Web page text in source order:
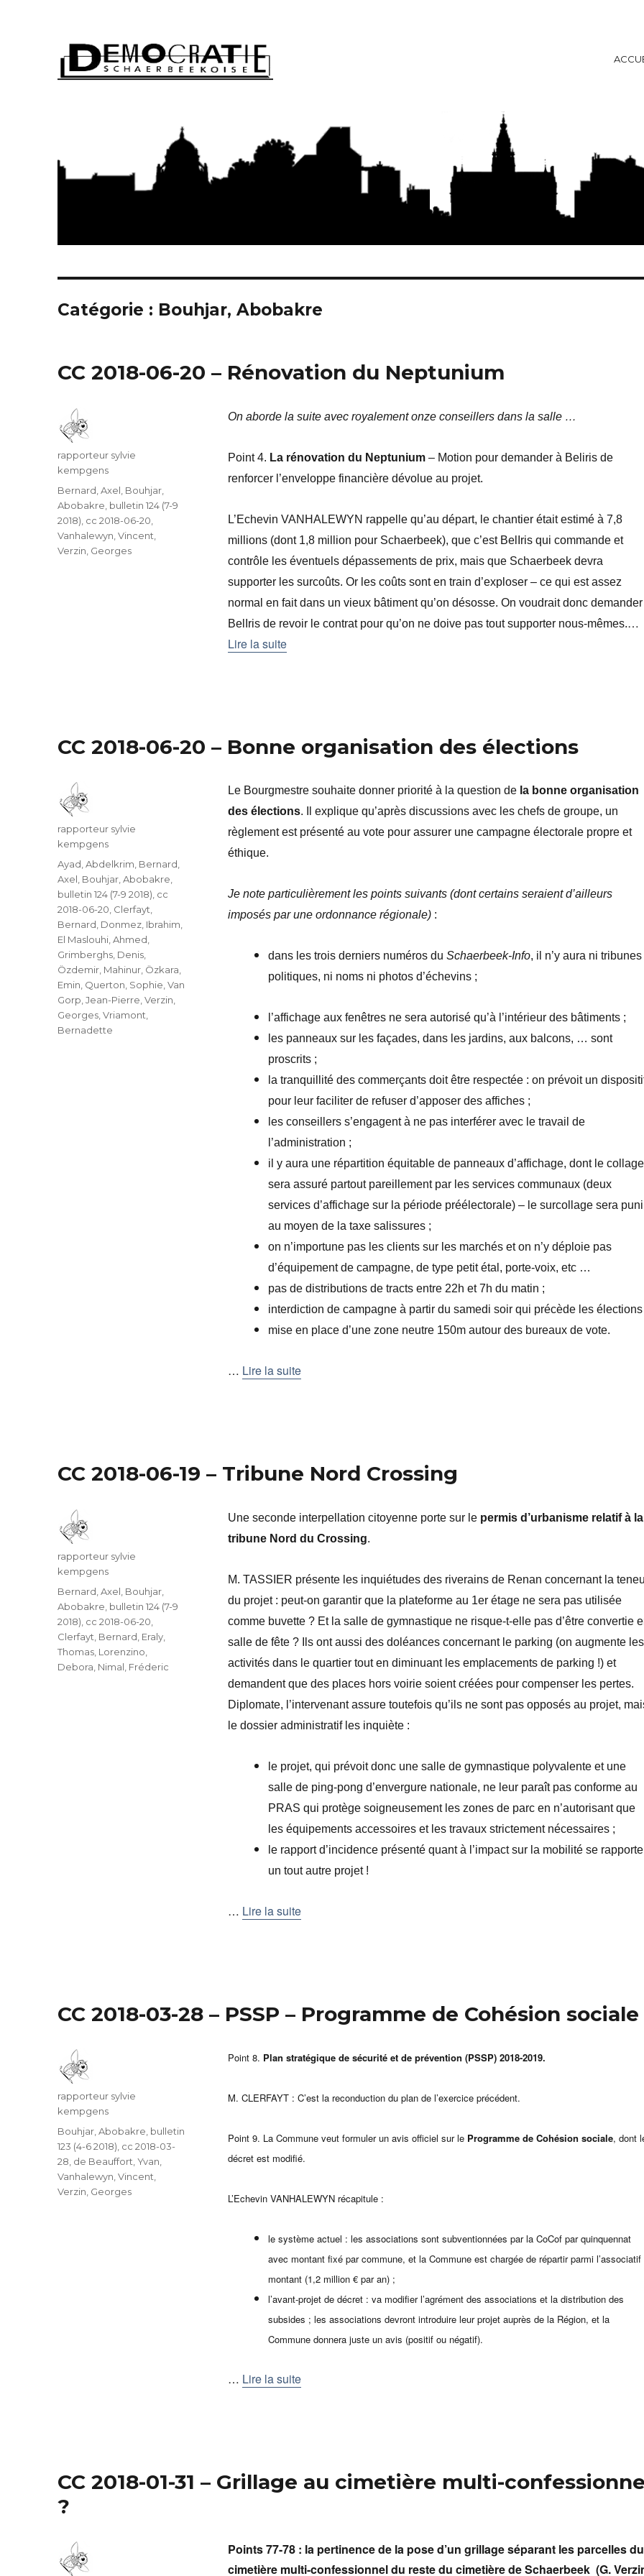
Catégorie : Bouhjar, Abobakre
CC 2018-06-20 – Rénovation du Neptunium
On aborde la suite avec royalement onze conseillers dans la salle …
Point 4. La rénovation du Neptunium– Motion pour demander à Beliris de
renforcer l’enveloppe financière dévolue au projet.
L’Echevin VANHALEWYN rappelle qu’au départ, le chantier était estimé à 7,8
millions (dont 1,8 million pour Schaerbeek), que c’est BelIris qui commande et
contrôle les éventuels dépassements de prix, mais que Schaerbeek devra
supporter les surcoûts. Or les coûts sont en train d’exploser – ce qui est assez
normal en fait dans un vieux bâtiment qu’on désosse. On voudrait donc demander
BelIris de revoir le contrat pour qu’on ne doive pas tout supporter nous-mêmes.…
Lire la suite
Auteur
rapporteur sylvie
kempgens
Catégories
Bernard, Axel Bouhjar,
Abobakre bulletin 124 (7-9
2018) cc 2018-06-20
Vanhalewyn, Vincent
Verzin, Georges
CC 2018-06-20 – Bonne organisation des élections
Le Bourgmestre souhaite donner priorité à la question de la bonne organisation
des élections. Il explique qu’après discussions avec les chefs de groupe, un
règlement est présenté au vote pour assurer une campagne électorale propre et
éthique.
Je note particulièrement les points suivants (dont certains seraient d’ailleurs
imposés par une ordonnance régionale):
dans les trois derniers numéros du Schaerbeek-Info, il n’y aura ni tribunes
politiques, ni noms ni photos d’échevins ;
l’affichage aux fenêtres ne sera autorisé qu’à l’intérieur des bâtiments ;
les panneaux sur les façades, dans les jardins, aux balcons, … sont
proscrits ;
la tranquillité des commerçants doit être respectée : on prévoit un
pour leur faciliter de refuser d’apposer des affiches ;
les conseillers s’engagent à ne pas interférer avec le travail de
l’administration ;
il y aura une répartition équitable de panneaux d’affichage, dont le collage
sera assuré partout pareillement par les services communaux (deux
services d’affichage sur la période préélectorale) – le surcollage sera puni
au moyen de la taxe salissures ;
on n’importune pas les clients sur les marchés et on n’y déploie pas
d’équipement de campagne, de type petit étal, porte-voix, etc …
pas de distributions de tracts entre 22h et 7h du matin ;
interdiction de campagne à partir du samedi soir qui précède les élections
mise en place d’une zone neutre 150m autour des bureaux de vote.
… Lire la suite
Auteur
rapporteur sylvie
kempgens
Catégories
Ayad, Abdelkrim, Bernard,
Axel, Bouhjar, Abobakre,
bulletin 124 (7-9 2018), cc
2018-06-20, Clerfayt,
Bernard, Donmez, Ibrahim,
El Maslouhi, Ahmed,
Grimberghs, Denis,
Özdemir, Mahinur, Özkara,
Emin, Querton, Sophie,Van
Gorp, Jean-Pierre,Verzin,
Georges,Vriamont,
Bernadette
CC 2018-06-19 – Tribune Nord Crossing
Une seconde interpellation citoyenne porte sur le permis d’urbanisme relatif à la
tribune Nord du Crossing.
M. TASSIER présente les inquiétudes des riverains de Renan concernant la
du projet : peut-on garantir que la plateforme au 1er étage ne sera pas utilisée
comme buvette ? Et la salle de gymnastique ne risque-t-elle pas d’être convertie
salle de fête ? Ils ont aussi des doléances concernant le parking (on augmente les
activités dans le quartier tout en diminuant les emplacements de parking !) et
demandent que des places hors voirie soient créées pour compenser les pertes.
Diplomate, l’intervenant assure toutefois qu’ils ne sont pas opposés au projet,
le dossier administratif les inquiète :
le projet, qui prévoit donc une salle de gymnastique polyvalente et une
salle de ping-pong d’envergure nationale, ne leur paraît pas conforme au
PRAS qui protège soigneusement les zones de parc en n’autorisant que
les équipements accessoires et les travaux strictement nécessaires ;
le rapport d’incidence présenté quant à l’impact sur la mobilité se
un tout autre projet !
… Lire la suite
Auteur
rapporteur sylvie
kempgens
Catégories
Bernard, Axel Bouhjar,
Abobakre bulletin 124 (7-9
2018) cc 2018-06-20
Clerfayt, Bernard Eraly,
Thomas Lorenzino,
Debora Nimal, Fréderic
CC 2018-03-28 – PSSP – Programme de Cohésion sociale
Point 8. Plan stratégique de sécurité et de prévention (PSSP) 2018-2019.
M. CLERFAYT : C’est la reconduction du plan de l’exercice précédent.
Point 9. La Commune veut formuler un avis officiel sur le Programme de Cohésion sociale, dont
décret est modifié.
L’Echevin VANHALEWYN récapitule :
le système actuel : les associations sont subventionnées par la CoCof par quinquennat
avec montant fixé par commune, et la Commune est chargée de répartir parmi l’associatif
montant (1,2 million € par an) ;
l’avant-projet de décret : va modifier l’agrément des associations et la distribution des
subsides ; les associations devront introduire leur projet auprès de la Région, et la
Commune donnera juste un avis (positif ou négatif).
… Lire la suite
Auteur
rapporteur sylvie
kempgens
Catégories
Bouhjar, Abobakre bulletin
123 (4-6 2018) cc 2018-03-
28 de Beauffort, Yvan
Vanhalewyn, Vincent
Verzin, Georges
CC 2018-01-31 – Grillage au cimetière multi-
?
Points 77-78 : la pertinence de la pose d’un grillage séparant les parcelles du
cimetière multi-confessionnel du reste du cimetière de Schaerbeek (G.